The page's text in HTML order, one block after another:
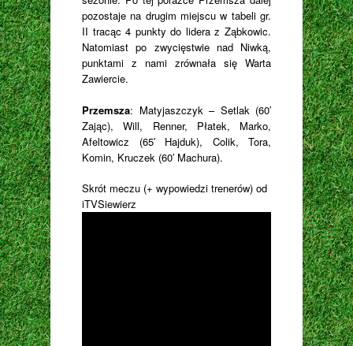
pozostaje na drugim miejscu w tabeli gr.
II tracąc 4 punkty do lidera z Ząbkowic.
Natomiast po zwycięstwie nad Niwką,
punktami z nami zrównała się Warta
Zawiercie.
Przemsza: Matyjaszczyk – Setlak (60′
Zając), Will, Renner, Płatek, Marko,
Afeltowicz (65′ Hajduk), Colik, Tora,
Komin, Kruczek (60′ Machura).
Skrót meczu (+ wypowiedzi trenerów) od
iTVSiewierz